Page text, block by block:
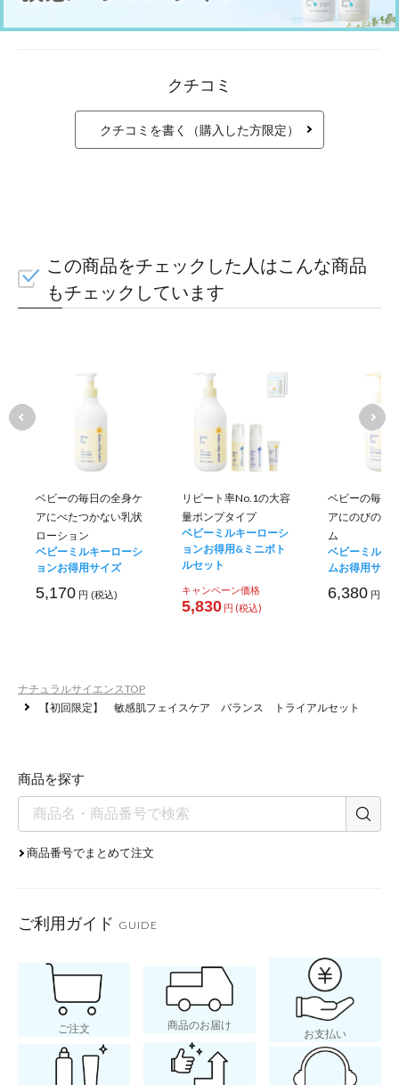
クチコミ
クチコミを書く（購入した方限定）
この商品をチェックした人はこんな商品
もチェックしています
ベビーの毎日の全身ケ
アにべたつかない乳状
ローション
ベビーミルキーローシ
ョンお得用サイズ
5,170 円 (税込)
リピート率No.1の大容
量ポンプタイプ
ベビーミルキーローシ
ョンお得用&ミニボト
ルセット
キャンペーン価格
5,830 円 (税込)
ベビーの毎日
アにのびのい
ム
ベビーミルキ
ムお得用サイ
6,380 円 (税
ナチュラルサイエンスTOP
【初回限定】 敏感肌フェイスケア バランス トライアルセット
商品を探す
商品番号でまとめて注文
ご利用ガイド GUIDE
ご注文 商品のお届け
お支払い